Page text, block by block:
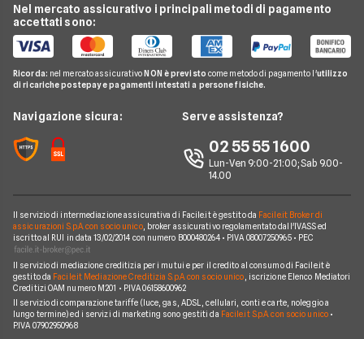
Conti e Carte
Telefonia Mobile
Pay TV
Noleggio Lungo Termine
News
Chi siamo
Perché scegliere Facile.it
Mappa del sito
Noleggio monovolume
Leasys
LeasePlan
B-rent
Athlon
Program
Horizon Automotive
BMW
Citroen
Fiat
Ford
Mercedes
Nissan
Peugeot
Volkswagen
Guide noleggio auto
News noleggio auto
Glossario noleggio auto
Nel mercato assicurativo i principali metodi di pagamento
accettati sono:
Ricorda: nel mercato assicurativo NON è previsto come metodo di pagamento l'utilizzo
di ricariche postepay e pagamenti intestati a persone fisiche.
Navigazione sicura: Serve assistenza?
02 55 55 1600
Lun-Ven 9:00-21:00; Sab 9.00-
14.00
Il servizio di intermediazione assicurativa di Facile.it è gestito da Facile.it Broker di
assicurazioni S.p.A. con socio unico, broker assicurativo regolamentato dall'IVASS ed
iscritto al RUI in data 13/02/2014 con numero B000480264 • P.IVA 08007250965 • PEC
Il servizio di mediazione creditizia per i mutui e per il credito al consumo di Facile.it è
gestito da Facile.it Mediazione Creditizia S.p.A. con socio unico , iscrizione Elenco Mediatori
Creditizi OAM numero M201 • P.IVA 06158600962
Il servizio di comparazione tariffe (luce, gas, ADSL, cellulari, conti e carte, noleggio a
lungo termine) ed i servizi di marketing sono gestiti da Facile.it S.p.A. con socio unico•
P.IVA 07902950968